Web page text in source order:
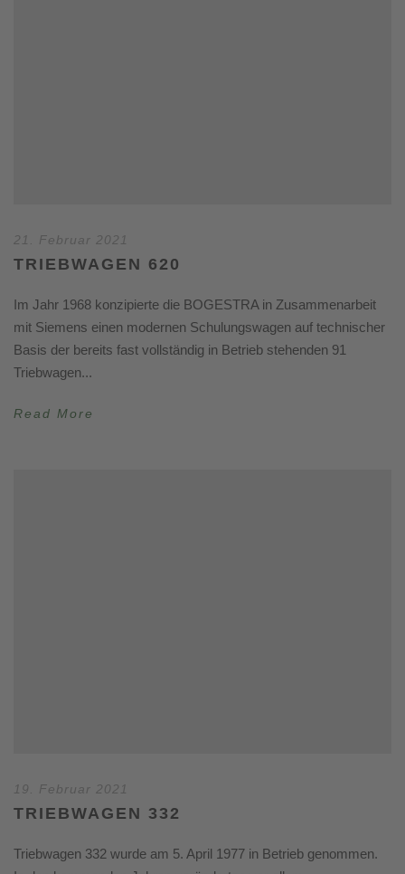
21. Februar 2021
TRIEBWAGEN 620
Im Jahr 1968 konzipierte die BOGESTRA in Zusammenarbeit
mit ­Siemens einen modernen Schulungswagen auf technischer
Basis der bereits fast vollständig in Betrieb stehenden 91
Triebwagen...
Read More
19. Februar 2021
TRIEBWAGEN 332
Triebwagen 332 wurde am 5. April 1977 in Betrieb genommen.